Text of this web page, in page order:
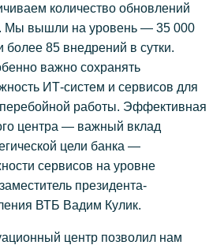
количество обновлений
Мы вышли на уровень — 35 000
более 85 внедрений в сутки.
важно сохранять
ИТ-систем и сервисов для
работы. Эффективная
центра — важный вклад
цели банка —
сервисов на уровне
президента-
ВТБ Вадим Кулик.
центр позволил нам